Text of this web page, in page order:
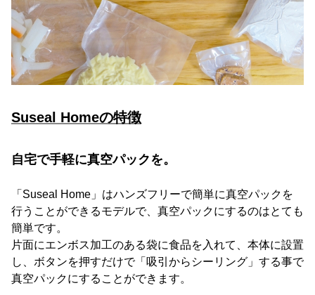
Suseal Homeの特徴
自宅で手軽に真空パックを。
「Suseal Home」はハンズフリーで簡単に真空パックを
行うことができるモデルで、真空パックにするのはとても
簡単です。
片面にエンボス加工のある袋に食品を入れて、本体に設置
し、ボタンを押すだけで「吸引からシーリング」する事で
真空パックにすることができます。